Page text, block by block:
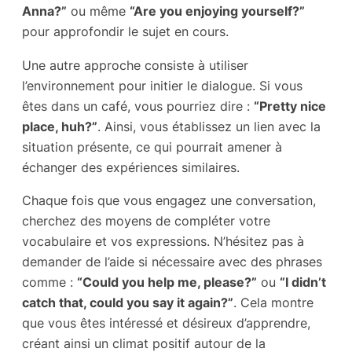
Anna?” ou même “Are you enjoying yourself?”
pour approfondir le sujet en cours.
Une autre approche consiste à utiliser
l’environnement pour initier le dialogue. Si vous
êtes dans un café, vous pourriez dire : “Pretty nice
place, huh?”. Ainsi, vous établissez un lien avec la
situation présente, ce qui pourrait amener à
échanger des expériences similaires.
Chaque fois que vous engagez une conversation,
cherchez des moyens de compléter votre
vocabulaire et vos expressions. N’hésitez pas à
demander de l’aide si nécessaire avec des phrases
comme : “Could you help me, please?” ou “I didn’t
catch that, could you say it again?”. Cela montre
que vous êtes intéressé et désireux d’apprendre,
créant ainsi un climat positif autour de la